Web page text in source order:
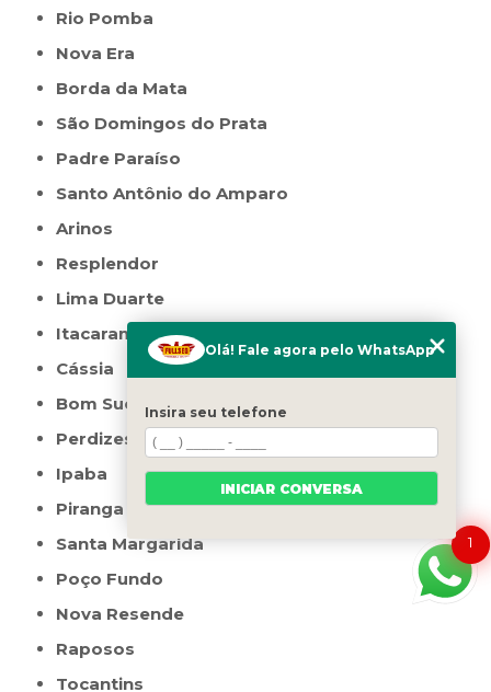
Rio Pomba
Nova Era
Borda da Mata
São Domingos do Prata
Padre Paraíso
Santo Antônio do Amparo
Arinos
Resplendor
Lima Duarte
Itacarambi
Cássia
Bom Sucesso
Perdizes
Ipaba
Piranga
Santa Margarida
Poço Fundo
Nova Resende
Raposos
Tocantins
1
Olá! Fale agora pelo WhatsApp
Insira seu telefone
INICIAR CONVERSA